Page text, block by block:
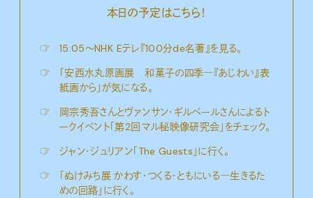
本日の予定はこちら！
☞
15:05〜NHK Eテレ『100分de名著』を見る。
☞
「安西水丸原画展 和菓子の四季―『あじわい』表
紙画から」が気になる。
☞
岡宗秀吾さんとヴァンサン・ギルベールさんによるト
ークイベント「第2回マル秘映像研究会」をチェック。
☞
ジャン・ジュリアン「The Guests」に行く。
☞
「ぬけみち展 かわす・つくる・ともにいる―生きるた
めの回路」に行く。